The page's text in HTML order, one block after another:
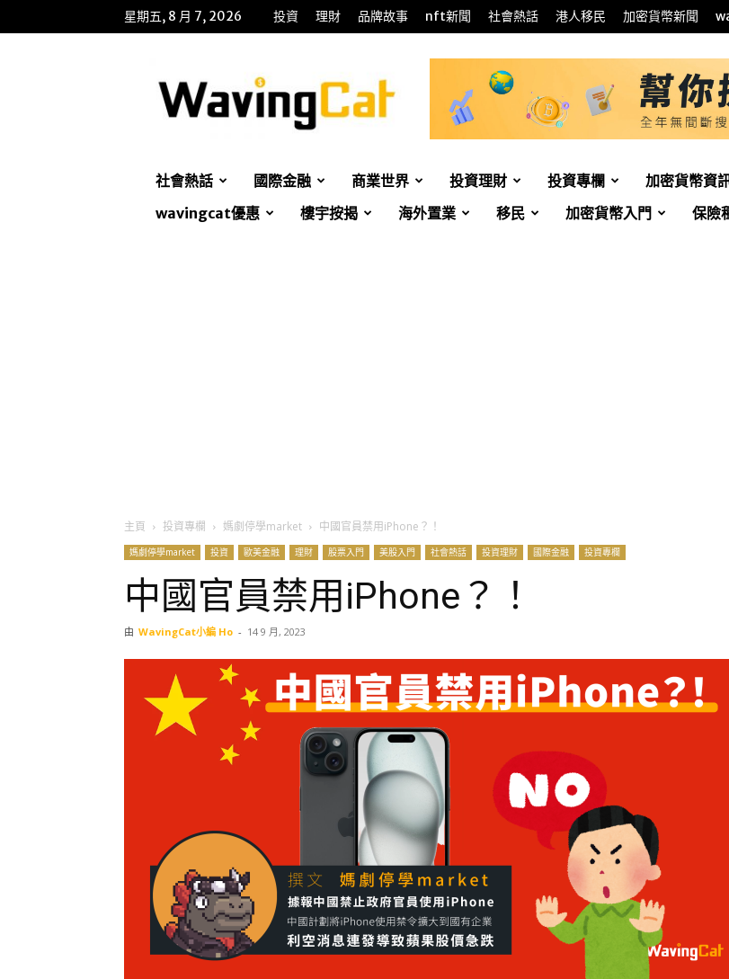
星期五, 8 月 7, 2026 投資 理財 品牌故事 nft新聞 社會熱話 港人移民 加密貨幣新聞
招
財
貓
社會熱話 國際金融 商業世界 投資理財 投資專欄 加密貨幣資
wavingcat優惠
樓宇按揭 海外置業 移民 加密貨幣入門 保險
主頁 投資專欄 媽劇停學market 中國官員禁用iPhone？！
媽劇停學market 投資 歐美金融 理財 股票入門 美股入門 社會熱話 投資理財 國際金融 投資專欄
中國官員禁用iPhone？！
由 WavingCat小編 Ho - 14 9 月, 2023